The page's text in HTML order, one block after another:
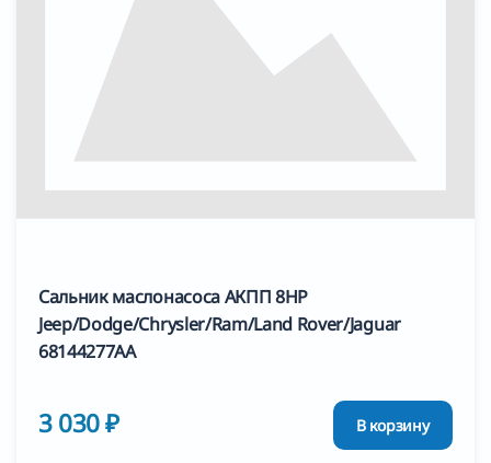
Сальник маслонасоса АКПП 8HP
Jeep/Dodge/Chrysler/Ram/Land Rover/Jaguar
68144277AA
3 030 ₽ В корзину